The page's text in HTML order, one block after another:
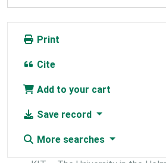
Print
Cite
Add to your cart
Save record
More searches